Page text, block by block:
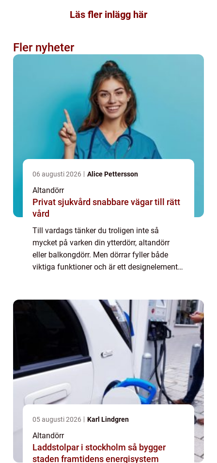
Läs fler inlägg här
Fler nyheter
06 augusti 2026 Alice Pettersson
Altandörr
Privat sjukvård snabbare vägar till rätt
vård
Till vardags tänker du troligen inte så
mycket på varken din ytterdörr, altandörr
eller balkongdörr. Men dörrar fyller både
viktiga funktioner och är ett designelement i
05 augusti 2026 Karl Lindgren
Altandörr
Laddstolpar i stockholm så bygger
staden framtidens energisystem